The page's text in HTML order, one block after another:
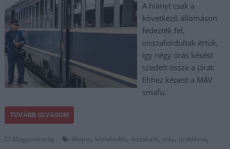
A hiányt csak a
következő állomáson
fedezték fel,
visszafordultak értük,
így négy órás késést
szedett össze a járat.
Ehhez képest a MÁV
smafu.
TOVÁBB OLVASOM
Magyarország állapot, közlekedés, leszakadt, máv, probléma,